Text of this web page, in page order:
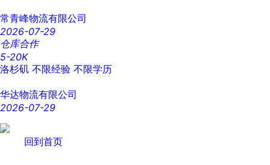
常青峰物流有限公司
2026-07-29
仓库合作
5-20K
洛杉矶 不限经验 不限学历
华达物流有限公司
2026-07-29
回到首页